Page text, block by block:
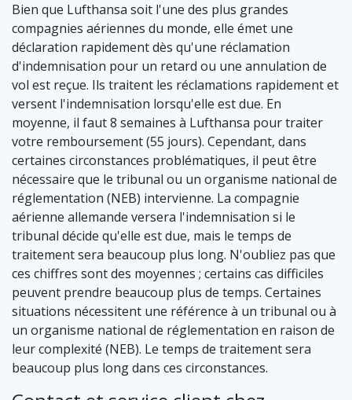
Bien que Lufthansa soit l'une des plus grandes
compagnies aériennes du monde, elle émet une
déclaration rapidement dès qu'une réclamation
d'indemnisation pour un retard ou une annulation de
vol est reçue. Ils traitent les réclamations rapidement et
versent l'indemnisation lorsqu'elle est due. En
moyenne, il faut 8 semaines à Lufthansa pour traiter
votre remboursement (55 jours). Cependant, dans
certaines circonstances problématiques, il peut être
nécessaire que le tribunal ou un organisme national de
réglementation (NEB) intervienne. La compagnie
aérienne allemande versera l'indemnisation si le
tribunal décide qu'elle est due, mais le temps de
traitement sera beaucoup plus long. N'oubliez pas que
ces chiffres sont des moyennes ; certains cas difficiles
peuvent prendre beaucoup plus de temps. Certaines
situations nécessitent une référence à un tribunal ou à
un organisme national de réglementation en raison de
leur complexité (NEB). Le temps de traitement sera
beaucoup plus long dans ces circonstances.